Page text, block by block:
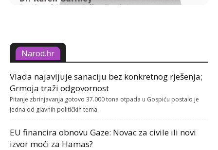
Narod.hr
Vlada najavljuje sanaciju bez konkretnog rješenja;
Grmoja traži odgovornost
Pitanje zbrinjavanja gotovo 37.000 tona otpada u Gospiću postalo je
jedna od glavnih političkih tema.
EU financira obnovu Gaze: Novac za civile ili novi
izvor moći za Hamas?